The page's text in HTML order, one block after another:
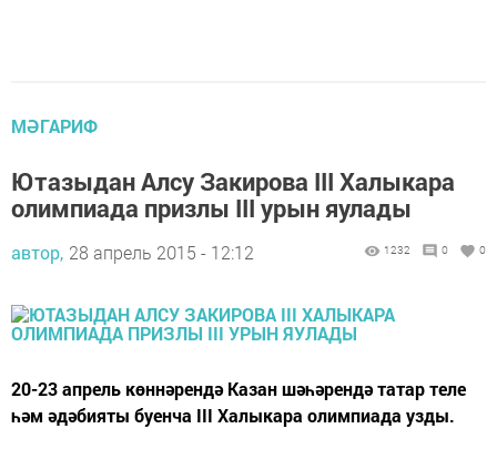
МӘГАРИФ
Ютазыдан Алсу Закирова III Халыкара
олимпиада призлы III урын яулады
автор, 28 апрель 2015 - 12:12 1232 0 0
20-23 апрель көннәрендә Казан шәһәрендә татар теле
һәм әдәбияты буенча III Халыкара олимпиада узды.